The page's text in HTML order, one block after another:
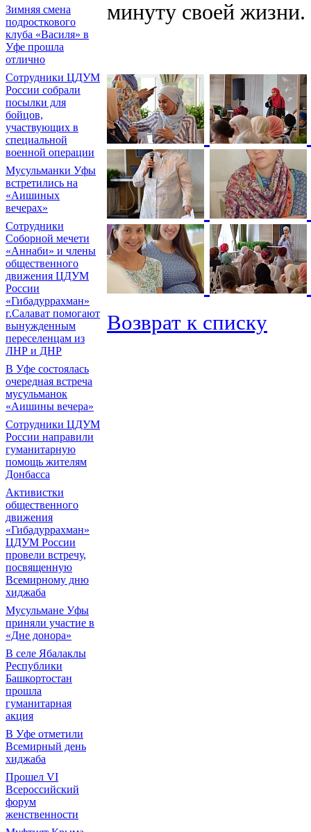
Зимняя смена
подросткового
клуба «Василя» в
Уфе прошла
отлично
Сотрудники ЦДУМ
России собрали
посылки для
бойцов,
участвующих в
специальной
военной операции
Мусульманки Уфы
встретились на
«Аишиных
вечерах»
Сотрудники
Соборной мечети
«Аннаби» и члены
общественного
движения ЦДУМ
России
«Гибадуррахман»
г.Салават помогают
вынужденным
переселенцам из
ЛНР и ДНР
В Уфе состоялась
очередная встреча
мусульманок
«Аишины вечера»
Сотрудники ЦДУМ
России направили
гуманитарную
помощь жителям
Донбасса
Активистки
общественного
движения
«Гибадуррахман»
ЦДУМ России
провели встречу,
посвященную
Всемирному дню
хиджаба
Мусульмане Уфы
приняли участие в
«Дне донора»
В селе Ябалаклы
Республики
Башкортостан
прошла
гуманитарная
акция
В Уфе отметили
Всемирный день
хиджаба
Прошел VI
Всероссийский
форум
женственности
минуту своей жизни.
Возврат к списку